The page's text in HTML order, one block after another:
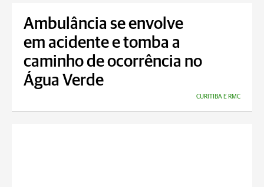
Ambulância se envolve
em acidente e tomba a
caminho de ocorrência no
Água Verde
CURITIBA E RMC